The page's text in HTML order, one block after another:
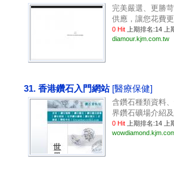
完美嚴選、更勝
供應，讓您花費
0 Hit 上期排名:14 上
diamour.kjm.com.tw
31. 香港鑽石入門網站 [醫療保健]
含鑽石種類資料
界鑽石礦場介紹
0 Hit 上期排名:14 上